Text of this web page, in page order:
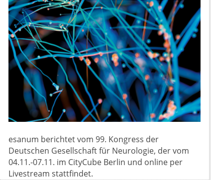
esanum berichtet vom 99. Kongress der
Deutschen Gesellschaft für Neurologie, der vom
04.11.-07.11. im CityCube Berlin und online per
Livestream stattfindet.